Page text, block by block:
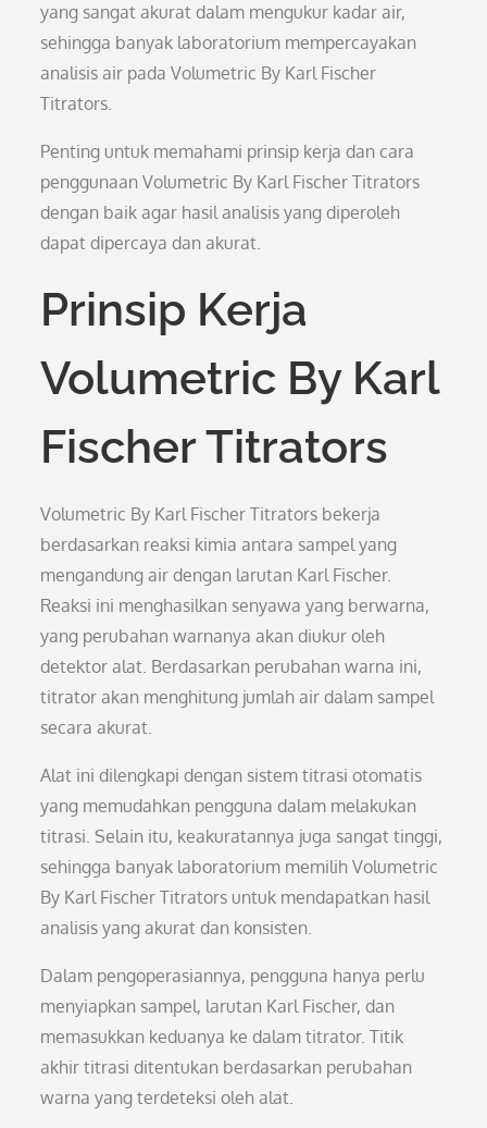
yang sangat akurat dalam mengukur kadar air,
sehingga banyak laboratorium mempercayakan
analisis air pada Volumetric By Karl Fischer
Titrators.
Penting untuk memahami prinsip kerja dan cara
penggunaan Volumetric By Karl Fischer Titrators
dengan baik agar hasil analisis yang diperoleh
dapat dipercaya dan akurat.
Prinsip Kerja
Volumetric By Karl
Fischer Titrators
Volumetric By Karl Fischer Titrators bekerja
berdasarkan reaksi kimia antara sampel yang
mengandung air dengan larutan Karl Fischer.
Reaksi ini menghasilkan senyawa yang berwarna,
yang perubahan warnanya akan diukur oleh
detektor alat. Berdasarkan perubahan warna ini,
titrator akan menghitung jumlah air dalam sampel
secara akurat.
Alat ini dilengkapi dengan sistem titrasi otomatis
yang memudahkan pengguna dalam melakukan
titrasi. Selain itu, keakuratannya juga sangat tinggi,
sehingga banyak laboratorium memilih Volumetric
By Karl Fischer Titrators untuk mendapatkan hasil
analisis yang akurat dan konsisten.
Dalam pengoperasiannya, pengguna hanya perlu
menyiapkan sampel, larutan Karl Fischer, dan
memasukkan keduanya ke dalam titrator. Titik
akhir titrasi ditentukan berdasarkan perubahan
warna yang terdeteksi oleh alat.